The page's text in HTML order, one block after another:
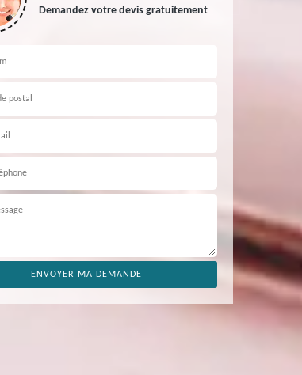
Demandez votre devis gratuitement